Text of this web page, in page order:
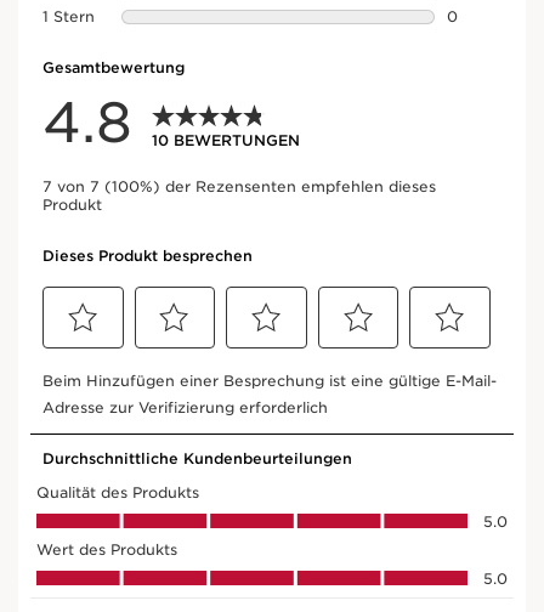
FORMEL
mit dem Clarins exklusiven Hyaluronic
Power Complex.
Eine Kombination aus zwei
schützt die Haut vor äußeren
aus biologischer Goethe-Pflanze